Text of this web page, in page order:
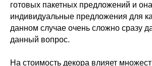
готовых пакетных предложений и
индивидуальные предложения для
данном случае очень сложно сразу
данный вопрос.
На стоимость декора влияет